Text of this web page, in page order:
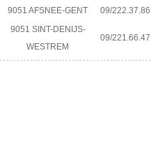
9051 AFSNEE-GENT 09/222.37.86
9051 SINT-DENIJS-
WESTREM
09/221.66.47